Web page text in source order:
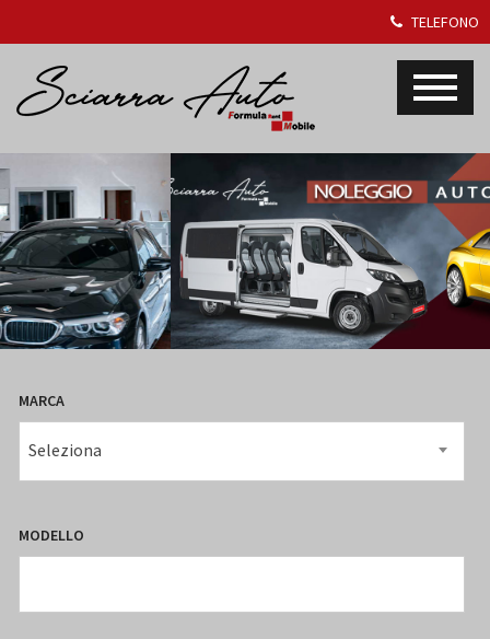
TELEFONO
MARCA
Seleziona
MODELLO